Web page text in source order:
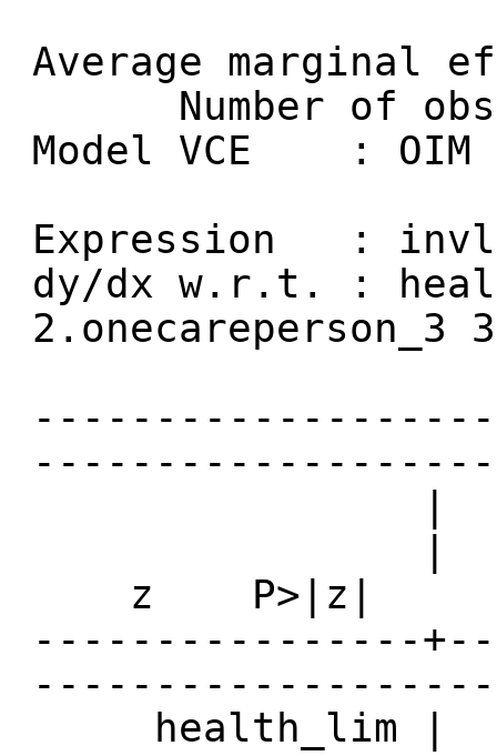
Average
Number
Model VCE : OIM
Expression :
dy/dx w.r.t. :
2.onecareperson_3
|
| dy/dx
z P>|z|
----------------
health_lim |